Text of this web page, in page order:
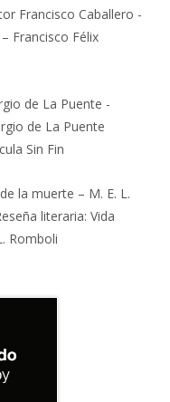
Francisco Caballero -
Francisco Félix
de La Puente -
de La Puente
Sin Fin
la muerte – M. E. L.
literaria: Vida
Romboli